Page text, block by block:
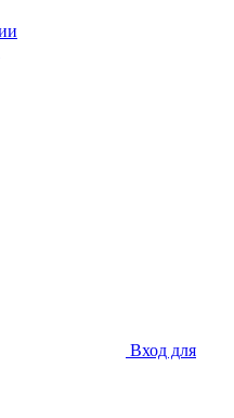
Вход для